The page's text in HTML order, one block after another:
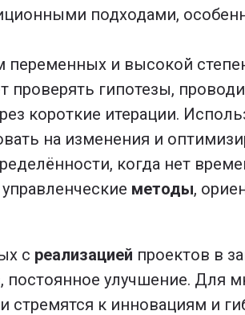
подходами,
переменных и высокой
проверять гипотезы,
короткие итерации.
на изменения и
когда нет
методы,
с реализацией проектов в
улучшение. Для
стремятся к инновациям и